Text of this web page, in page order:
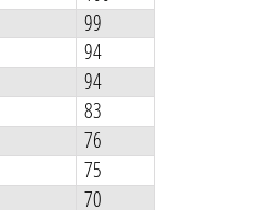
99
94
94
83
76
75
70